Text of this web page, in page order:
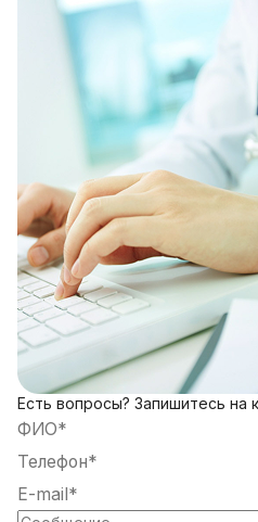
Есть вопросы? Запишитесь на